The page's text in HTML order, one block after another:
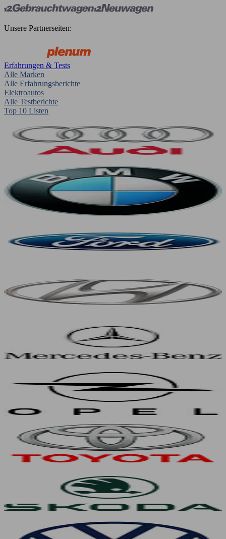
Unsere Partnerseiten:
Erfahrungen & Tests
Alle Marken
Alle Erfahrungsberichte
Elektroautos
Alle Testberichte
Top 10 Listen